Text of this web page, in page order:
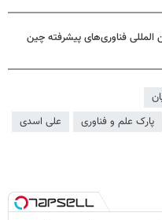
المللی فناوری‌های پیشرفته چین
پارک علم و فناوری
علی اسدی